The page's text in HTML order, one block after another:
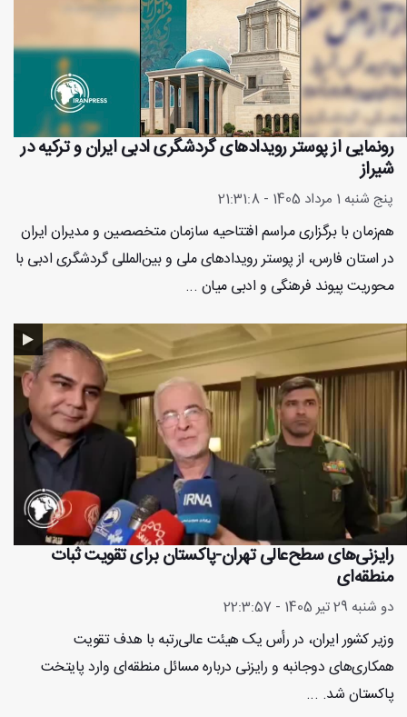
رونمایی از پوستر رویدادهای گردشگری ادبی ایران و ترکیه در
شیراز
پنج شنبه 1 مرداد 1405 - 21:31:8
هم‌زمان با برگزاری مراسم افتتاحیه سازمان متخصصین و مدیران ایران
در استان فارس، از پوستر رویدادهای ملی و بین‌المللی گردشگری ادبی با
محوریت پیوند فرهنگی و ادبی میان ...
رایزنی‌های سطح‌عالی تهران-پاکستان برای تقویت ثبات
منطقه‌ای
دو شنبه 29 تیر 1405 - 22:3:57
وزیر کشور ایران، در رأس یک هیئت عالی‌رتبه با هدف تقویت
همکاری‌های دوجانبه و رایزنی درباره مسائل منطقه‌ای وارد پایتخت
پاکستان شد. ...